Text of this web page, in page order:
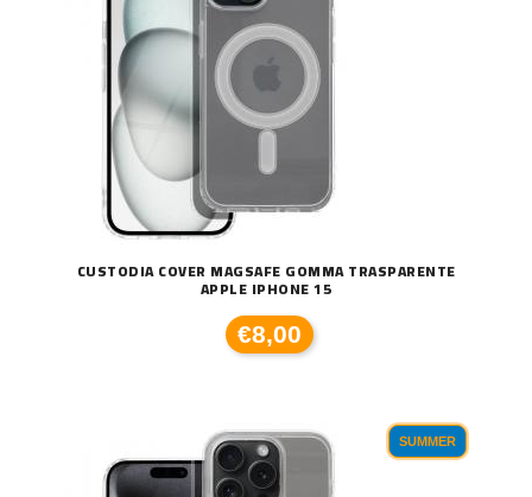
CUSTODIA COVER MAGSAFE GOMMA TRASPARENTE
APPLE IPHONE 15
€8,00
SUMMER